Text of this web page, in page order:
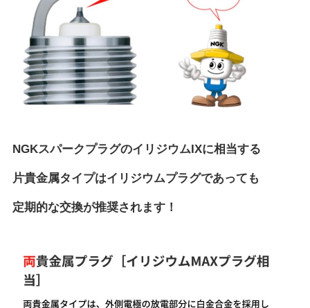
NGKスパークプラグのイリジウムIXに相当する
片貴金属タイプはイリジウムプラグであっても
定期的な交換が推奨されます！